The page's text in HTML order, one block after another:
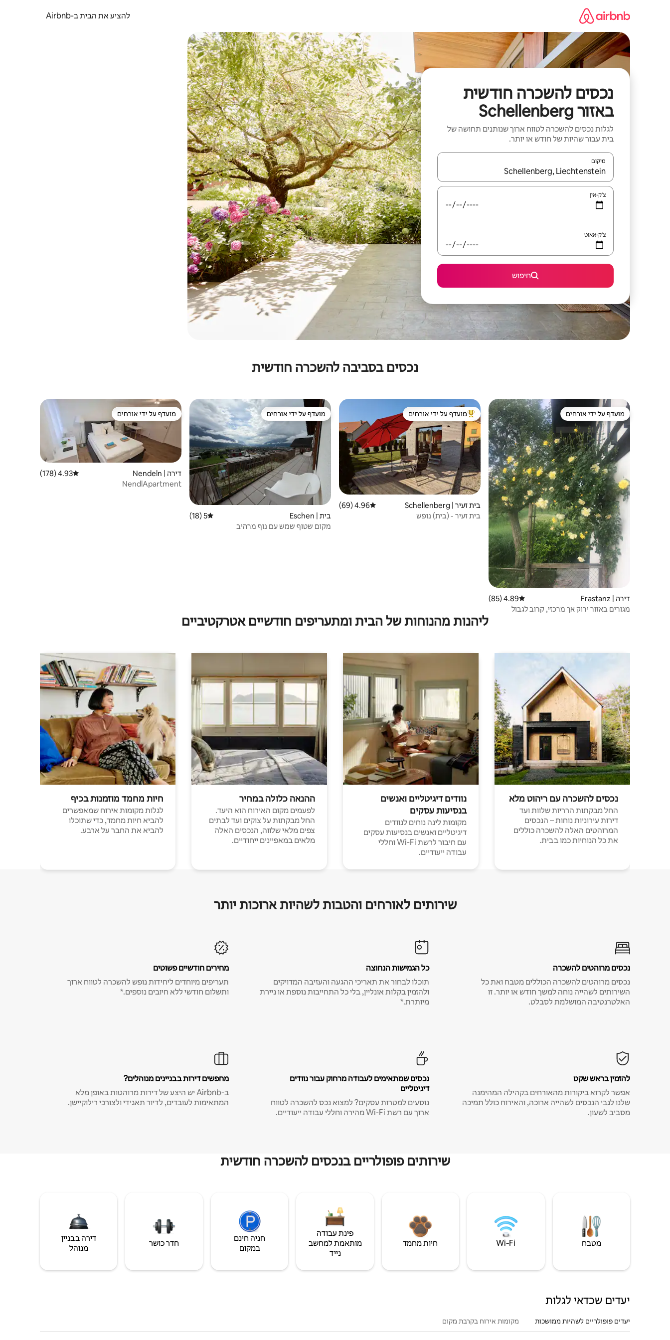
להציע את הבית ב-Airbnb
נכסים להשכרה חודשית
באזור Schellenberg
לגלות נכסים להשכרה לטווח ארוך שנותנים תחושה של
בית עבור שהיות של חודש או יותר.
מיקום
כאשר התוצאות יהיו זמינות, יש לנווט עם מקשי החיצים למעלה ולמטה או לעיין בעזרת תנועות מגע או החלקה.
צ'ק-אין
צ'ק-אאוט
חיפוש
נכסים בסביבה להשכרה חודשית
מועדף על ידי אורחים
מועדף על ידי אורחים
דירה | Frastanz דירוג ממוצע של 4.89 מתוך 5, 85 ביקורות
4.89 (85)
מגורים באזור ירוק אך מרכזי, קרוב לגבול
מוביל בקרב נכסים מועדפים על ידי אורחים
מועדף על ידי אורחים
בית זעיר | Schellenberg דירוג ממוצע של 4.96 מתוך 5, 69 ביקורות
4.96 (69)
בית זעיר - (בית) נופש
מועדף על ידי אורחים
מועדף על ידי אורחים
בית | Eschen דירוג ממוצע של 5 מתוך 5, 18 ביקורות
5 (18)
מקום שטוף שמש עם נוף מרהיב
מועדף על ידי אורחים
מועדף על ידי אורחים
דירה | Nendeln דירוג ממוצע של 4.93 מתוך 5, 178 ביקורות
4.93 (178)
NendlApartment
ליהנות מהנוחות של הבית ומתעריפים חודשיים אטרקטיביים
נכסים להשכרה עם ריהוט מלא
החל מבקתות הרריות שלוות ועד
דירות עירוניות נוחות – הנכסים
המרוהטים האלה להשכרה כוללים
את כל הנוחיות כמו בבית.
נוודים דיגיטליים ואנשים
בנסיעות עסקים
מקומות לינה נוחים לנוודים
דיגיטליים ואנשים בנסיעות עסקים
עם חיבור לרשת Wi-Fi וחללי
עבודה ייעודיים.
ההנאה כלולה במחיר
לפעמים מקום האירוח הוא היעד.
החל מבקתות על צוקים ועד לבתים
צפים מלאי שלווה, הנכסים האלה
מלאים במאפיינים ייחודיים.
חיות מחמד מוזמנות בכיף
לגלות מקומות אירוח שמאפשרים
להביא חיות מחמד, כדי שתוכלו
להביא את החבר על ארבע.
שירותים לאורחים והטבות לשהיות ארוכות יותר
נכסים מרוהטים להשכרה
נכסים מרוהטים להשכרה הכוללים מטבח ואת כל
השירותים לשהייה נוחה למשך חודש או יותר. זו
האלטרנטיבה המושלמת לסבלט.
כל הגמישות הנחוצה
תוכלו לבחור את תאריכי ההגעה והעזיבה המדויקים
ולהזמין בקלות אונליין, בלי כל התחייבות נוספת או ניירת
מיותרת.*
מחירים חודשיים פשוטים
תעריפים מיוחדים ליחידות נופש להשכרה לטווח ארוך
ותשלום חודשי ללא חיובים נוספים.*
להזמין בראש שקט
אפשר לקרוא ביקורות מהאורחים בקהילה המהימנה
שלנו לגבי הנכסים לשהייה ארוכה, והאירוח כולל תמיכה
מסביב לשעון.
נכסים שמתאימים לעבודה מרחוק עבור נוודים
דיגיטליים
נוסעים למטרות עסקים? למצוא נכס להשכרה לטווח
ארוך עם רשת Wi-Fi מהירה וחללי עבודה ייעודיים.
מחפשים דירות בבניינים מנוהלים?
ב-Airbnb יש היצע של דירות מרוהטות באופן מלא
המתאימות לעובדים, לדיור תאגידי ולצורכי רילוקיישן.
שירותים פופולריים בנכסים להשכרה חודשית
מטבח Wi‑Fi חיות מחמד
פינת עבודה
מותאמת למחשב
נייד
חניה חינם
במקום
חדר כושר
דירה בבניין
מנוהל
יעדים שכדאי לגלות
יעדים פופולריים לשהיות ממושכות מקומות אירוח בקרבת מקום